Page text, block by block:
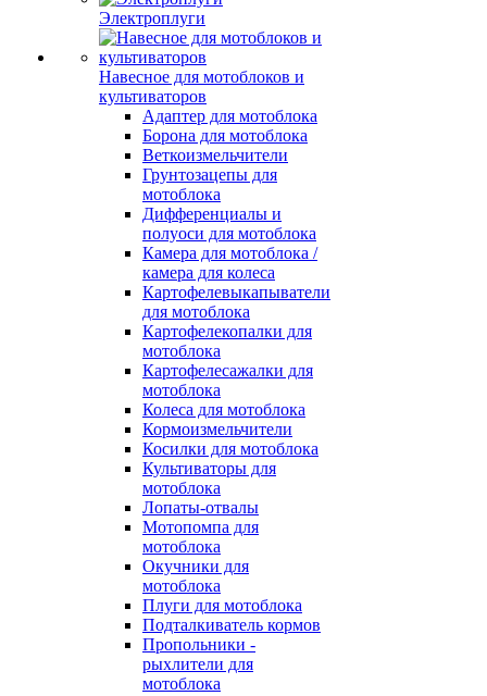
Электроплуги
Навесное для мотоблоков и
культиваторов
Адаптер для мотоблока
Борона для мотоблока
Веткоизмельчители
Грунтозацепы для
мотоблока
Дифференциалы и
полуоси для мотоблока
Камера для мотоблока /
камера для колеса
Картофелевыкапыватели
для мотоблока
Картофелекопалки для
мотоблока
Картофелесажалки для
мотоблока
Колеса для мотоблока
Кормоизмельчители
Косилки для мотоблока
Культиваторы для
мотоблока
Лопаты-отвалы
Мотопомпа для
мотоблока
Окучники для
мотоблока
Плуги для мотоблока
Подталкиватель кормов
Пропольники -
рыхлители для
мотоблока